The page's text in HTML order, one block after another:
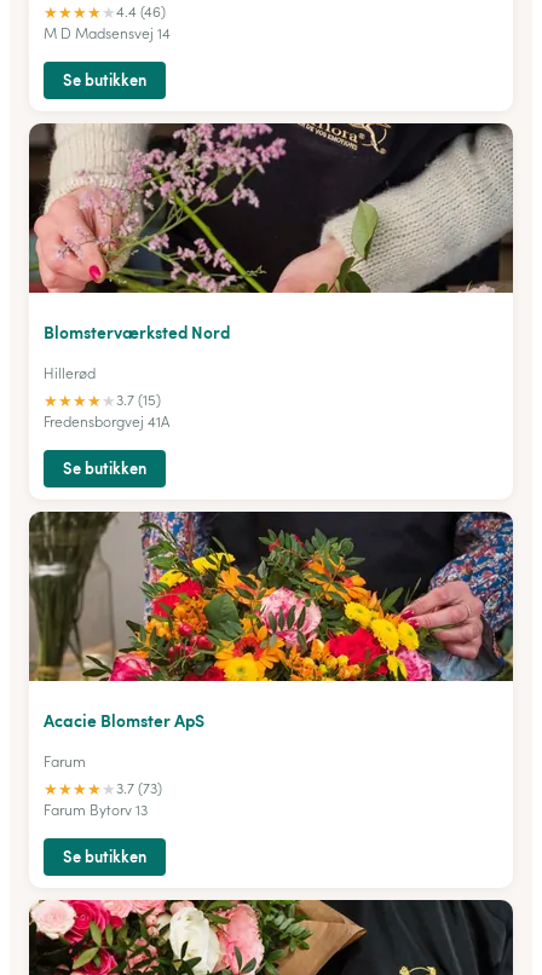
★★★★★4.4 (46)
M D Madsensvej 14
Se butikken
Blomsterværksted Nord
Hillerød
★★★★★3.7 (15)
Fredensborgvej 41A
Se butikken
Acacie Blomster ApS
Farum
★★★★★3.7 (73)
Farum Bytorv 13
Se butikken